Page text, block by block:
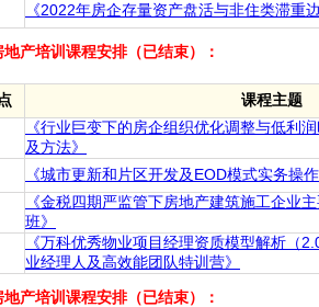
《2022年房企存量资产盘活与非住类滞重
产培训课程安排（已结束）：
课程主题
《行业巨变下的房企组织优化调整与低利
及方法》
《城市更新和片区开发及EOD模式实务操
《金税四期严监管下房地产建筑施工企业
班》
《万科优秀物业项目经理资质模型解析（
业经理人及高效能团队特训营》
产培训课程安排（已结束）：